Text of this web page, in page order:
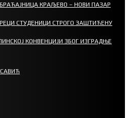
КРАЉЕВО – НОВИ ПАЗАР
СТУДЕНИЦИ СТРОГО ЗАШТИЋЕНУ
КОНВЕНЦИЈИ ЗБОГ ИЗГРАДЊЕ